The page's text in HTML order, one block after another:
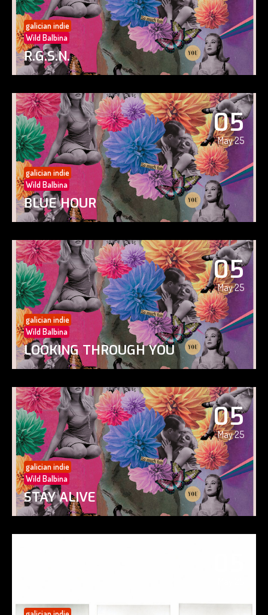
galician indie
Wild Balbina
R.G.S.N.
05
May 25
galician indie
Wild Balbina
BLUE HOUR
05
May 25
galician indie
Wild Balbina
LOOKING THROUGH YOU
05
May 25
galician indie
Wild Balbina
STAY ALIVE